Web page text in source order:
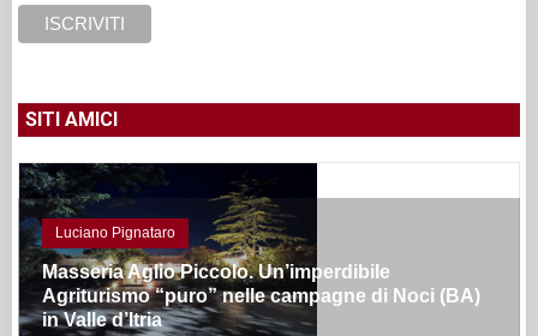
SITI AMICI
Luciano Pignataro
Masseria Aglio Piccolo. Un’imperdibile
Agriturismo “puro” nelle campagne di Noci (BA)
in Valle d’Itria